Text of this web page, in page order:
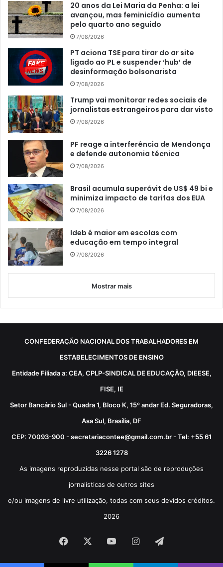
20 anos da Lei Maria da Penha: a lei
avançou, mas feminicídio aumenta
pelo quarto ano seguido
7/08/2026
PT aciona TSE para tirar do ar site
ligado ao PL e suspender ‘hub’ de
desinformação bolsonarista
7/08/2026
Trump vai monitorar redes sociais de
jornalistas estrangeiros para dar visto
7/08/2026
PF reage a interferência de Mendonça
e defende autonomia técnica
7/08/2026
Brasil acumula superávit de US$ 49 bi e
minimiza impacto de tarifas dos EUA
7/08/2026
Ideb é maior em escolas com
educação em tempo integral
7/08/2026
Mostrar mais
CONFEDERAÇÃO NACIONAL DOS TRABALHADORES EM
ESTABELECIMENTOS DE ENSINO
Entidade Filiada a: CEA, CPLP-SINDICAL DE EDUCAÇÃO, DIEESE,
FISE, IE
Setor Bancário Sul - Quadra 1, Bloco K, 15º andar Ed. Seguradoras,
Asa Sul, Brasília, DF
CEP: 70093-900 - secretariacontee@gmail.com.br - Tel: +55 61
3226 1278
As imagens reproduzidas nesse portal são de reproduções
jornalísticas de outros sites
e/ou imagens de livre utilização, todas com seus devidos créditos.
2026
Facebook YouTubeInstagram